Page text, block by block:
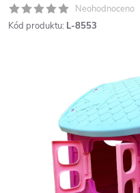
Neohodnoceno
Kód produktu: L-8553